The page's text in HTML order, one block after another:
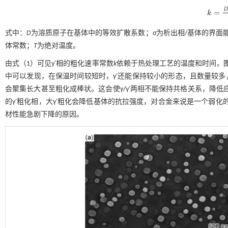
k = D
k= D⋅ σ⋅
式中：D为溶质原子在基体中的等效扩散系数； σ为析出相/基体的界面
体常数； T为绝对温度。
由式（1） 可见γ′相的粗化速率常数k依赖于热处理工艺的温度和时间，
中可以发现，在保温时间较短时，γ′还能保持较小的形态，且数量较
会聚集长大甚至粗化成棒状。这会使γ/γ′两相不能保持共格关系，降
的γ′粗化相，大γ′粗化会降低基体的抗拉强度，对合金来说是一个弱
材性能急剧下降的原因。